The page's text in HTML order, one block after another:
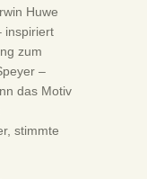
Huwe
inspiriert
zum
–
das Motiv
stimmte